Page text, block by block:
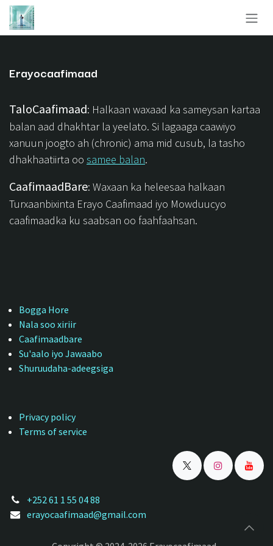
Skip to Content
Erayocaafimaad
TaloCaafimaad: Halkaan waxaad ka sameysan kartaa
balan aad dhakhtar la yeelato. Si lagaaga caawiyo
xanuun joogto ah (chronic) ama mid cusub, la tasho
dhakhaatiirta oo samee balan.
CaafimaadBare: Waxaan ka heleesaa halkaan
Turxaanbixinta Erayo Caafimaad iyo Mowduucyo
caafimaadka ku saabsan oo faahfaahsan.
Bogga Hore
Nala soo xiriir
Caafimaadbare
Su'aalo iyo Jawaabo
Shuruudaha-adeegsiga
Privacy policy
Terms of service
+252 61 1 55 04 88
erayocaafimaad@gmail.com